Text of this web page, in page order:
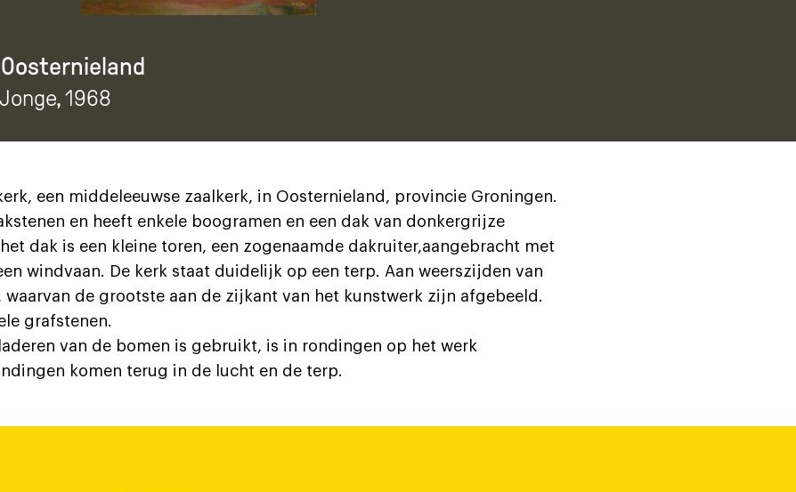
, 1968
een middeleeuwse zaalkerk, in Oosternieland, provincie Groningen.
en heeft enkele boogramen en een dak van donkergrijze
dak is een kleine toren, een zogenaamde dakruiter,aangebracht met
windvaan. De kerk staat duidelijk op een terp. Aan weerszijden van
waarvan de grootste aan de zijkant van het kunstwerk zijn afgebeeld.
grafstenen.
van de bomen is gebruikt, is in rondingen op het werk
komen terug in de lucht en de terp.